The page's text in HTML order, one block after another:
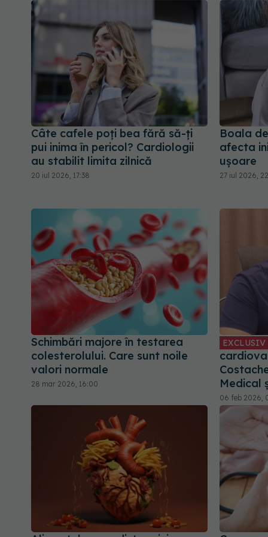
Câte cafele poți bea fără să-ți
pui inima în pericol? Cardiologii
au stabilit limita zilnică
20 iul 2026, 17:38
Boala
afecta
ușoare
27 iul 2026,
Schimbări majore în testarea
colesterolului. Care sunt noile
valori normale
28 mar 2026, 16:00
EXCLUSIV
Medical
06 feb 2026,